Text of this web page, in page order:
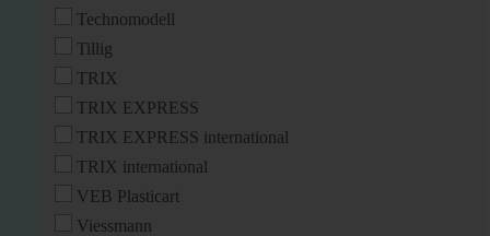
Technomodell
Tillig
TRIX
TRIX EXPRESS
TRIX EXPRESS international
TRIX international
VEB Plasticart
Viessmann